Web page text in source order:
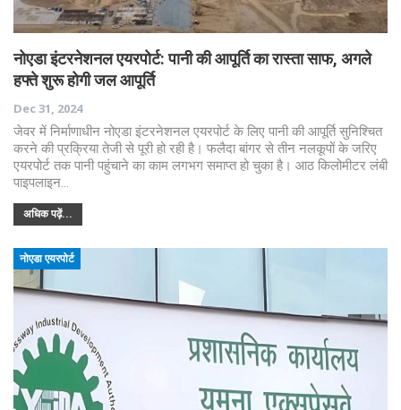
नोएडा इंटरनेशनल एयरपोर्ट: पानी की आपूर्ति का रास्ता साफ, अगले
हफ्ते शुरू होगी जल आपूर्ति
Dec 31, 2024
जेवर में निर्माणाधीन नोएडा इंटरनेशनल एयरपोर्ट के लिए पानी की आपूर्ति सुनिश्चित
करने की प्रक्रिया तेजी से पूरी हो रही है। फलैदा बांगर से तीन नलकूपों के जरिए
एयरपोर्ट तक पानी पहुंचाने का काम लगभग समाप्त हो चुका है। आठ किलोमीटर लंबी
पाइपलाइन…
अधिक पढ़ें...
नोएडा एयरपोर्ट